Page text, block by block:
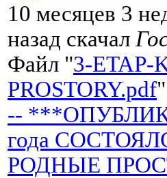
10 месяцев 3
назад скачал
Файл "3-ETAP-
PROSTORY.pdf
--
года
РОДНЫЕ